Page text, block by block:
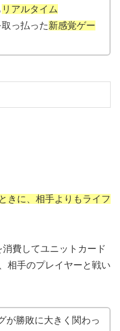
リアルタイム
っ払った新感覚ゲー
きに、相手よりもライフ
消費してユニットカード
相手のプレイヤーと戦い
が勝敗に大きく関わっ